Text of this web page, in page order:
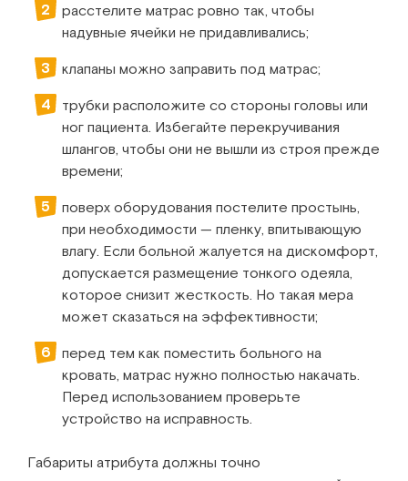
расстелите матрас ровно так, чтобы
надувные ячейки не придавливались;
клапаны можно заправить под матрас;
трубки расположите со стороны головы или
ног пациента. Избегайте перекручивания
шлангов, чтобы они не вышли из строя прежде
времени;
поверх оборудования постелите простынь,
при необходимости — пленку, впитывающую
влагу. Если больной жалуется на дискомфорт,
допускается размещение тонкого одеяла,
которое снизит жесткость. Но такая мера
может сказаться на эффективности;
перед тем как поместить больного на
кровать, матрас нужно полностью накачать.
Перед использованием проверьте
устройство на исправность.
Габариты атрибута должны точно